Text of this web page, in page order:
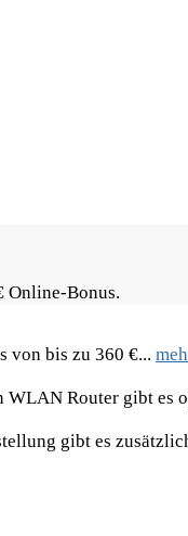
Online-Bonus.
von bis zu 360 €...
WLAN Router gibt es
gibt es